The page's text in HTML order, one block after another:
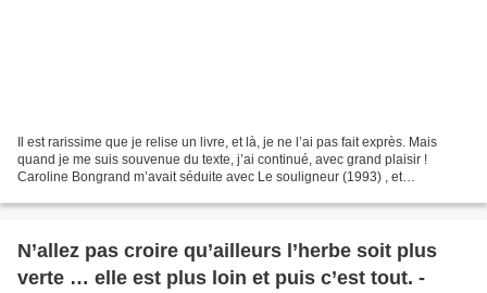
Il est rarissime que je relise un livre, et là, je ne l’ai pas fait exprès. Mais
quand je me suis souvenue du texte, j’ai continué, avec grand plaisir !
Caroline Bongrand m’avait séduite avec Le souligneur (1993) , et
N’allez pas croire qu’ailleurs l’herbe soit plus
verte … elle est plus loin et puis c’est tout. -